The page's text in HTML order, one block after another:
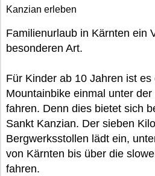
Kanzian erleben
Familienurlaub in Kärnten ein
besonderen Art.
Für Kinder ab 10 Jahren ist
Mountainbike einmal unter
fahren. Denn dies bietet sich
Sankt Kanzian. Der sieben
Bergwerksstollen lädt ein,
von Kärnten bis über die
fahren.